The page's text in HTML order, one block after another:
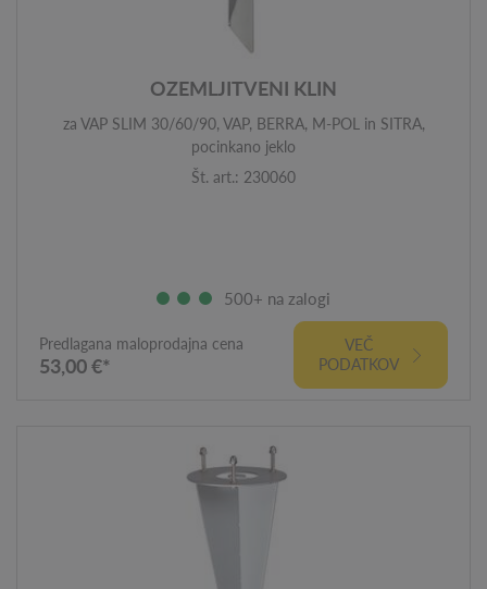
OZEMLJITVENI KLIN
za VAP SLIM 30/60/90, VAP, BERRA, M-POL in SITRA,
pocinkano jeklo
Št. art.: 230060
500+ na zalogi
Predlagana maloprodajna cena
53,00 €*
VEČ
PODATKOV